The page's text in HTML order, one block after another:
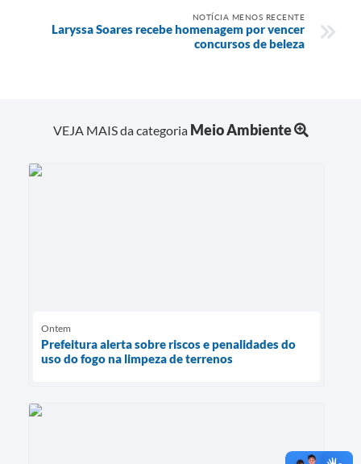
NOTÍCIA MENOS RECENTE
Laryssa Soares recebe homenagem por vencer
concursos de beleza
VEJA MAIS da categoria Meio Ambiente
Ontem
Prefeitura alerta sobre riscos e penalidades do
uso do fogo na limpeza de terrenos